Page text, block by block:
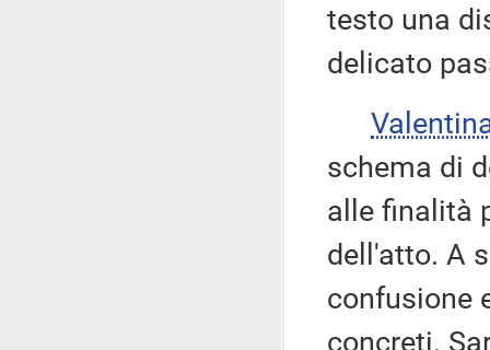
testo una
delicato
schema di
alle finalità
dell'atto. A
confusione
concreti.